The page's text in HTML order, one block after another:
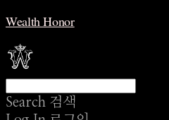
Wealth Honor
Search 검색